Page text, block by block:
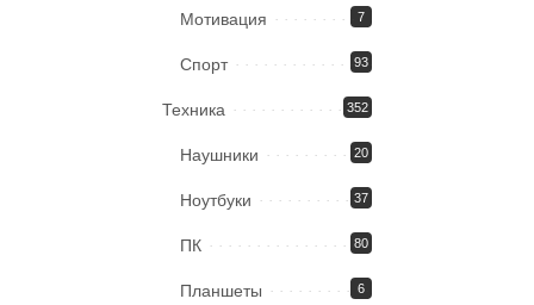
Мотивация 7
Спорт 93
Техника 352
Наушники 20
Ноутбуки 37
ПК 80
Планшеты 6